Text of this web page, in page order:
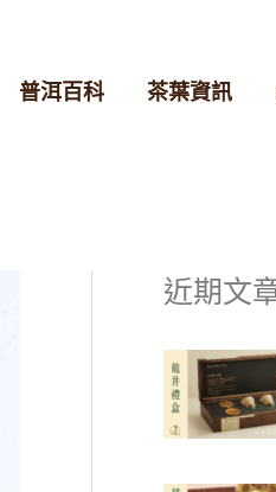
普洱百科 茶葉資訊
近期文